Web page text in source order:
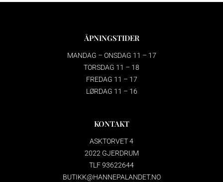
ÅPNINGSTIDER
MANDAG – ONSDAG 11 – 17
TORSDAG 11 – 18
FREDAG 11 – 17
LØRDAG 11 – 16
KONTAKT
ASKTORVET 4
2022 GJERDRUM
TLF 93622644
BUTIKK@HANNEPALANDET.NO